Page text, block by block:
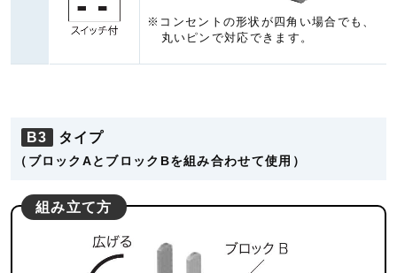
※コンセントの形状が四角い場合でも、
丸いピンで対応できます。
B3 タイプ
（ブロックAとブロックBを組み合わせて使用）
組み立て方